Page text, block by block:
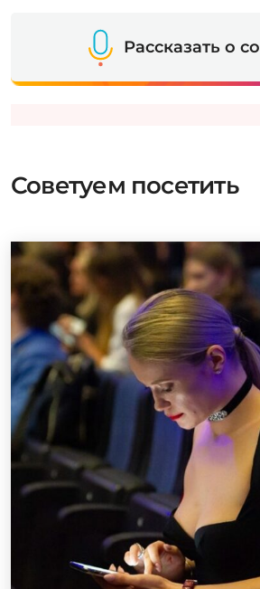
Рассказать о
Советуем посетить